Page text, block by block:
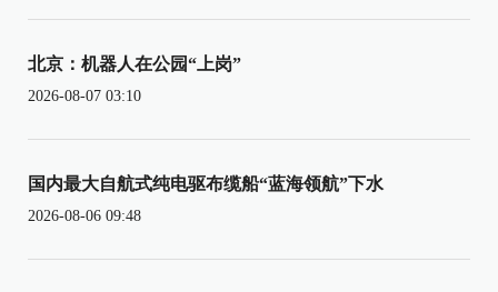
北京：机器人在公园“上岗”
2026-08-07 03:10
国内最大自航式纯电驱布缆船“蓝海领航”下水
2026-08-06 09:48